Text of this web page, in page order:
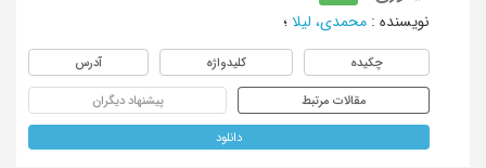
نویسنده : محمدی، لیلا ؛
چکیده کلیدواژه آدرس
مقالات مرتبط پیشنهاد دیگران
دانلود